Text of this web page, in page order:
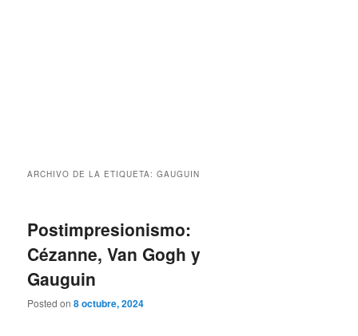
ARCHIVO DE LA ETIQUETA:GAUGUIN
Postimpresionismo:
Cézanne, Van Gogh y
Gauguin
Posted on8 octubre, 2024